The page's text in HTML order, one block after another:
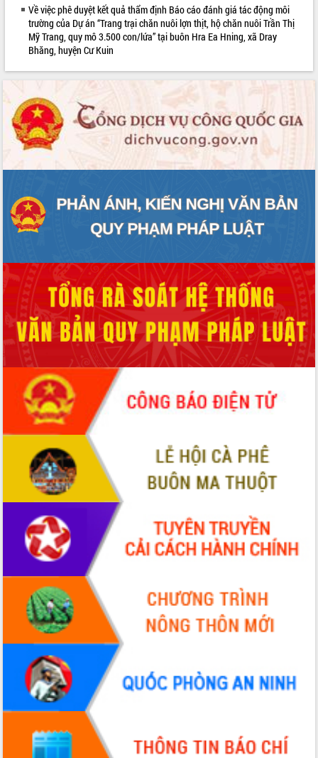
Kỳ họp thứ Hai, Hội đồng nhân dân
tỉnh khóa XI quyết nghị nhiều nội dung
quan trọng
Bí thư Tỉnh ủy Lương Nguyễn Minh
Triết thăm, tặng quà người có công với
Rà soát, hoàn thiện hệ thống thiết chế
văn hóa, thể thao đáp ứng yêu cầu
phát triển mới
Thường trực HĐND tỉnh Đắk Lắk gặp
Lễ truy điệu và an táng hài cốt liệt sĩ
tại Nghĩa trang Liệt sĩ xã Sơn Hòa
Bàn giải pháp tháo gỡ khó khăn trong
Thứ trưởng Bộ Nông nghiệp và Môi
trường Nguyễn Hoàng Hiệp khảo sát
vùng trồng và doanh nghiệp đóng gói
sầu riêng tại Đắk Lắk
Trình diễn nghệ thuật chế biến các
món ăn từ sầu riêng
Đắk Lắk công bố Quy hoạch và xúc
tiến đầu tư tỉnh
Ngành cá ngừ Đắk Lắk chủ động thích
ứng để giữ vững thị trường xuất khẩu
Diễn đàn Kinh tế tư nhân Việt Nam đột
phá cơ chế - Hợp tác công tư
Đề án 06 tạo bước ngoặt đột phá trong
cải cách hành chính tỉnh Đắk Lắk
Kết nối tour, đẩy mạnh chuyển đổi số
để phát triển du lịch Đắk Lắk
Khởi động Dự án Đầu tư xây dựng hạ
tầng kỹ thuật Cụm công nghiệp Tân
Gặp mặt các cơ quan báo chí nhân Kỷ
niệm 101 năm Ngày Báo chí Cách
mạng Việt Nam
Đắk Lắk sơ kết 4 năm triển khai thực
hiện Đề án 06 của Chính phủ
Họp báo thông tin về Hội nghị Công bố
Quy hoạch và Xúc tiến đầu tư tỉnh Đắk
Lắk
Khơi thông điểm nghẽn, đẩy nhanh
giải ngân vốn khắc phục thiên tai
HĐND tỉnh thông qua điều chỉnh Quy
hoạch tỉnh thời kỳ 2021-2030
LIÊN KẾT WEB
Về việc phê duyệt kết quả thẩm định Báo cáo đánh giá tác động môi
trường của Dự án “Trang trại chăn nuôi lợn thịt, hộ chăn nuôi Trần Thị
Mỹ Trang, quy mô 3.500 con/lứa” tại buôn Hra Ea Hning, xã Dray
Bhăng, huyện Cư Kuin